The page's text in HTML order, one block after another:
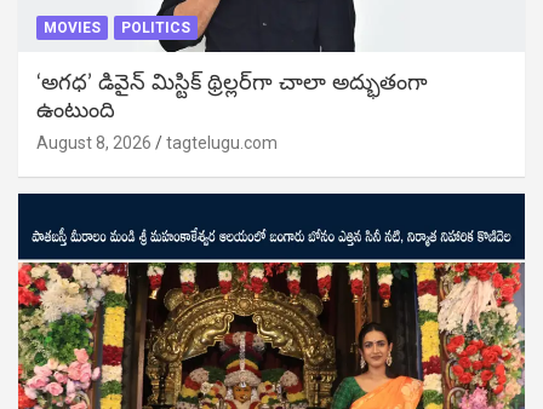
MOVIES POLITICS
‘అగధ’ డివైన్ మిస్టిక్ థ్రిల్లర్‌గా చాలా అద్భుతంగా
ఉంటుంది
August 8, 2026 tagtelugu.com